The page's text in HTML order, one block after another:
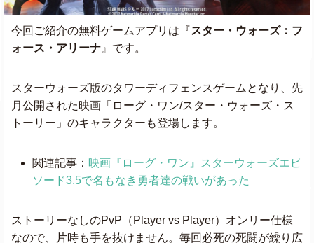
今回ご紹介の無料ゲームアプリは『スター・ウォーズ：フ
ォース・アリーナ 』です。
スターウォーズ版のタワーディフェンスゲームとなり、先
月公開された映画「ローグ・ワン/スター・ウォーズ・ス
トーリー」のキャラクターも登場します。
関連記事： 映画『ローグ・ワン』スターウォーズエピ
ソード3.5で名もなき勇者達の戦いがあった
ストーリーなしのPvP（Player vs Player）オンリー仕様
なので、片時も手を抜けません。毎回必死の死闘が繰り広